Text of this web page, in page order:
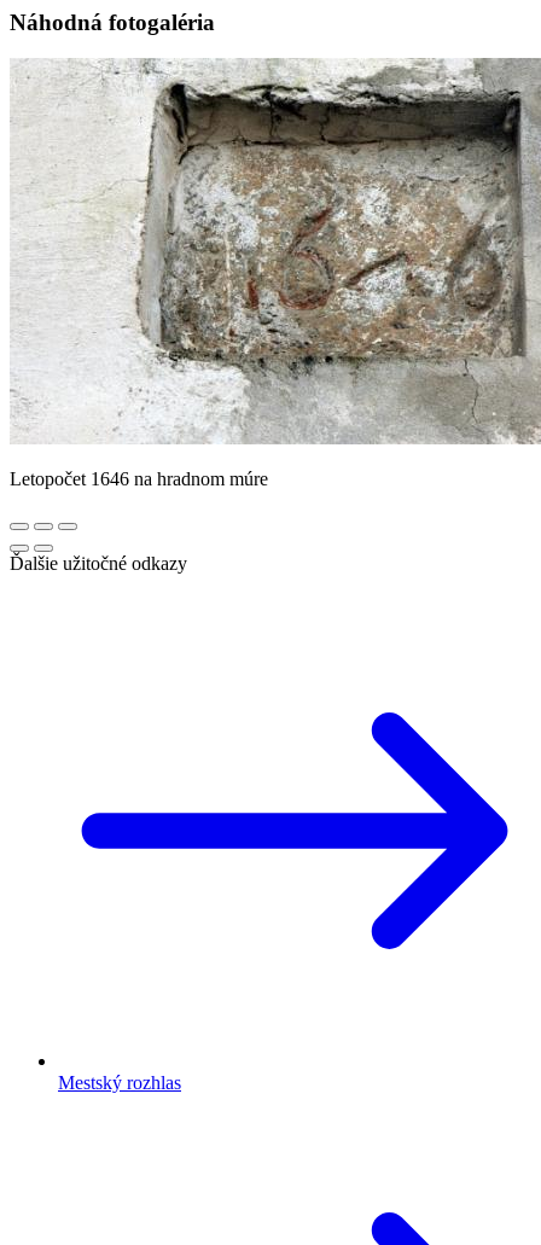
Náhodná fotogaléria
Letopočet 1646 na hradnom múre
Ďalšie užitočné odkazy
Mestský rozhlas